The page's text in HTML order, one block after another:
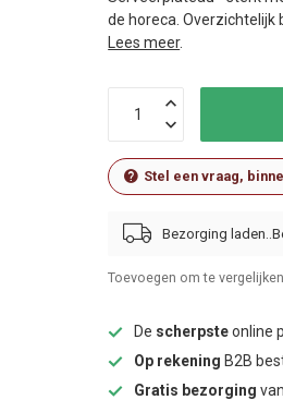
de horeca. Overzichtelijk
Lees meer.
Stel een vraag,
Bezorging laden..
Toevoegen om te vergelijken
De scherpsteonline
Op rekening B2B
Gratis bezorging